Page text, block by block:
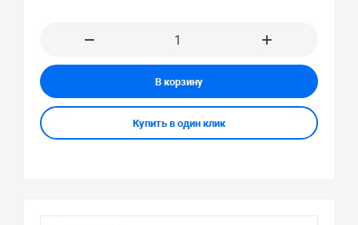
В корзину
Купить в один клик